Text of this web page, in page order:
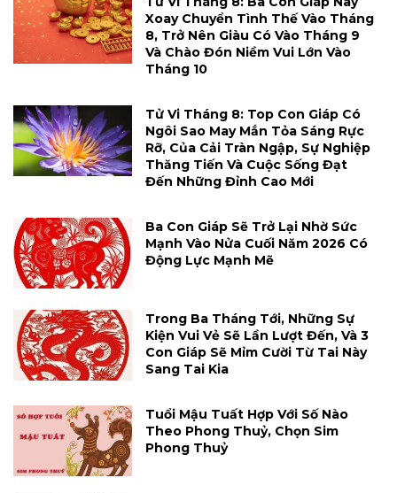
Xoay Chuyển Tình Thế Vào Tháng
8, Trở Nên Giàu Có Vào Tháng 9
Và Chào Đón Niềm Vui Lớn Vào
Tháng 10
Tử Vi Tháng 8: Top Con Giáp Có
Ngôi Sao May Mắn Tỏa Sáng Rực
Rỡ, Của Cải Tràn Ngập, Sự Nghiệp
Thăng Tiến Và Cuộc Sống Đạt
Đến Những Đỉnh Cao Mới
Ba Con Giáp Sẽ Trở Lại Nhờ Sức
Mạnh Vào Nửa Cuối Năm 2026 Có
Động Lực Mạnh Mẽ
Trong Ba Tháng Tới, Những Sự
Kiện Vui Vẻ Sẽ Lần Lượt Đến, Và 3
Con Giáp Sẽ Mỉm Cười Từ Tai Này
Sang Tai Kia
Tuổi Mậu Tuất Hợp Với Số Nào
Theo Phong Thuỷ, Chọn Sim
Phong Thuỷ